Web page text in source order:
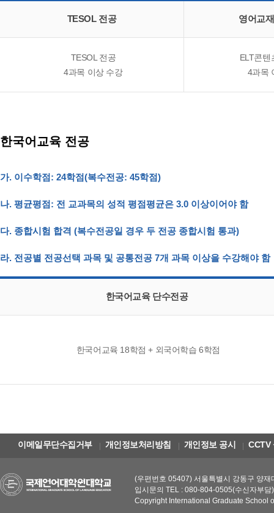
TESOL 전공 영어교
TESOL 전공
4과목 이상 수강
ELT콘텐
4과목
한국어교육 전공
가. 이수학점: 24학점(복수전공: 45학점)
나. 평균평점: 전 교과목의 성적 평점평균은 3.0 이상이어야 함
다. 종합시험 합격 (복수전공일 경우 두 전공 종합시험 통과)
라. 전공별 전공선택 과목 및 공통전공 7개 과목 이상을 수강해야 함
한국어교육 단수전공
한국어교육 18학점 + 외국어학습 6학점
이메일무단수집거부 개인정보처리방침 개인정보 공시 CCTV
(우편번호 05407) 서울특별시 강동구 양
입시문의 TEL : 080-804-0505(수신자부
Copyright International Graduate School